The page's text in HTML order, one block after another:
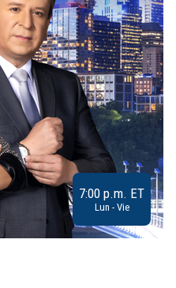
7:00 p.m. ET
Lun - Vie